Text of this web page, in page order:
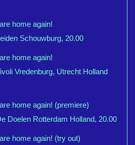
home again!
Schouwburg, 20.00
home again!
Vredenburg, Utrecht Holland
home again! (premiere)
Doelen Rotterdam Holland, 20.00
home again! (try out)